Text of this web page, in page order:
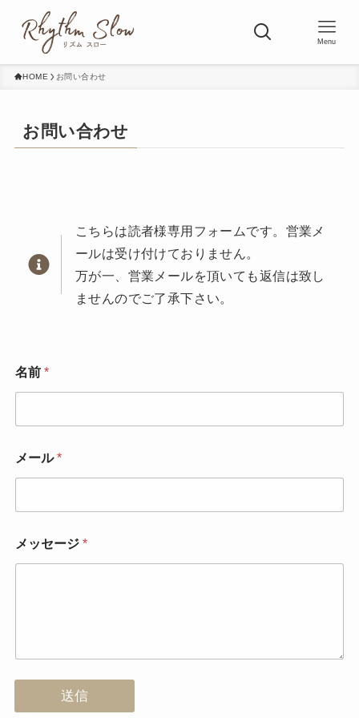
Menu
HOME お問い合わせ
お問い合わせ
こちらは読者様専用フォームです。営業メ
ールは受け付けておりません。
万が一、営業メールを頂いても返信は致し
ませんのでご了承下さい。
名前 *
メール*
メッセージ *
送信